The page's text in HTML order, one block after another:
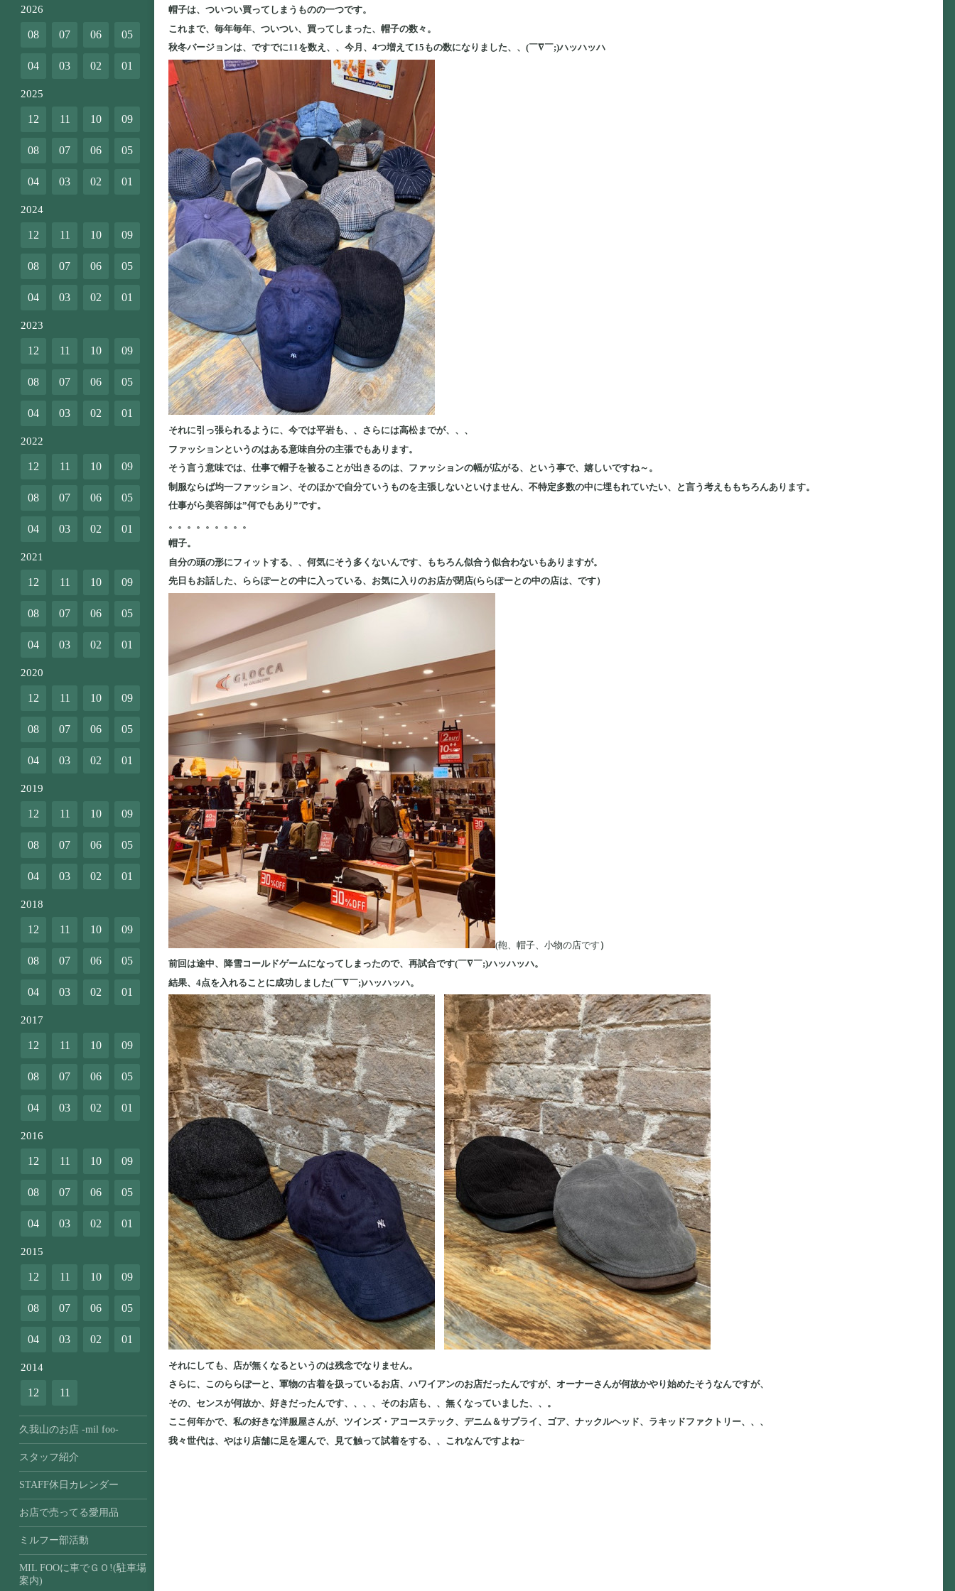
帽子は、ついつい買ってしまうものの一つです。
これまで、毎年毎年、ついつい、買ってしまった、帽子の数々。
秋冬バージョンは、ですでに11を数え、、今月、4つ増えて15もの数になりました、、(￣∇￣;)ハッハッハ
それに引っ張られるように、今では平岩も、、さらには高松までが、、、
ファッションというのはある意味自分の主張でもあります。
そう言う意味では、仕事で帽子を被ることが出きるのは、ファッションの幅が広がる、という事で、嬉しいですね～。
制服ならば均一ファッション、そのほかで自分ていうものを主張しないといけません、不特定多数の中に埋もれていたい、と言う考えももちろんあります。
仕事がら美容師は”何でもあり”です。
。。。。。。。。。
帽子。
自分の頭の形にフィットする、、何気にそう多くないんです、もちろん似合う似合わないもありますが。
先日もお話した、ららぽーとの中に入っている、お気に入りのお店が閉店(ららぽーとの中の店は、です）
(鞄、帽子、小物の店です ）
前回は途中、降雪コールドゲームになってしまったので、再試合です(￣∇￣;)ハッハッハ。
結果、4点を入れることに成功しました(￣∇￣;)ハッハッハ。
それにしても、店が無くなるというのは残念でなりません。
さらに、このららぽーと、軍物の古着を扱っているお店、ハワイアンのお店だったんですが、オーナーさんが何故かやり始めたそうなんですが、
その、センスが何故か、好きだったんです、、、、そのお店も、、無くなっていました、、。
ここ何年かで、私の好きな洋服屋さんが、ツインズ・アコーステック、デニム＆サプライ、ゴア、ナックルヘッド、ラキッドファクトリー、、、
我々世代は、やはり店舗に足を運んで、見て触って試着をする、、これなんですよね~
2026
08 07 06 05
04 03 02 01
2025
12 11 10 09
08 07 06 05
04 03 02 01
2024
12 11 10 09
08 07 06 05
04 03 02 01
2023
12 11 10 09
08 07 06 05
04 03 02 01
2022
12 11 10 09
08 07 06 05
04 03 02 01
2021
12 11 10 09
08 07 06 05
04 03 02 01
2020
12 11 10 09
08 07 06 05
04 03 02 01
2019
12 11 10 09
08 07 06 05
04 03 02 01
2018
12 11 10 09
08 07 06 05
04 03 02 01
2017
12 11 10 09
08 07 06 05
04 03 02 01
2016
12 11 10 09
08 07 06 05
04 03 02 01
2015
12 11 10 09
08 07 06 05
04 03 02 01
2014
12 11
久我山のお店 -mil foo-
スタッフ紹介
STAFF休日カレンダー
お店で売ってる愛用品
ミルフー部活動
MIL FOOに車でＧＯ!(駐車場
案内)